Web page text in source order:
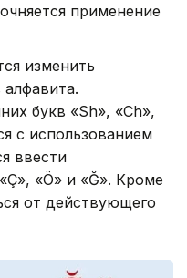
применение
изменить
букв «Sh», «Ch»,
с использованием
ввести
«Ö» и «Ğ». Кроме
от действующего